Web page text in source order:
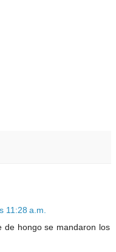
11:28 a.m.
de hongo se mandaron los